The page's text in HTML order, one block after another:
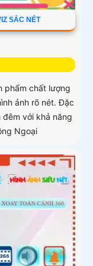
SẮC NÉT
phẩm chất lượng
ảnh rõ nét. Đặc
với khả năng
Ngoại